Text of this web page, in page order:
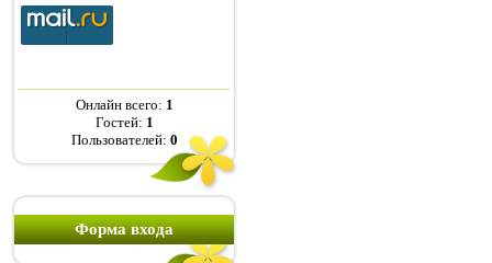
Онлайн всего: 1
Гостей: 1
Пользователей: 0
Форма входа